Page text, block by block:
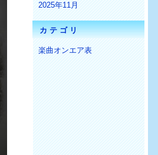
2025年11月
カテゴリ
楽曲オンエア表